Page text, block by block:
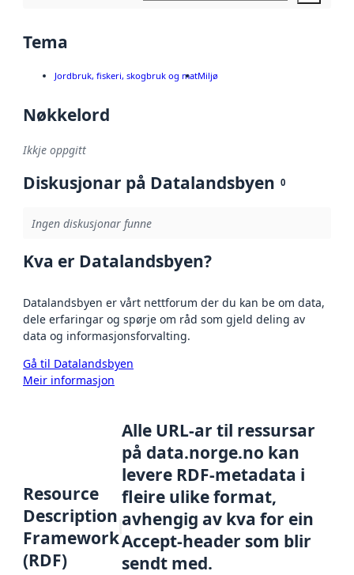
Tema
Jordbruk, fiskeri, skogbruk og matMiljø
Nøkkelord
Ikkje oppgitt
Diskusjonar på Datalandsbyen 0
Ingen diskusjonar funne
Kva er Datalandsbyen?
Datalandsbyen er vårt nettforum der du kan be om data,
dele erfaringar og spørje om råd som gjeld deling av
data og informasjonsforvalting.
Gå til Datalandsbyen
Meir informasjon
Resource
Description
Framework
(RDF)
Alle URL-ar til ressursar
på data.norge.no kan
levere RDF-metadata i
fleire ulike format,
avhengig av kva for ein
Accept-header som blir
sendt med.